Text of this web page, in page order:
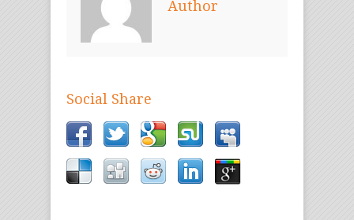
Author
Social Share